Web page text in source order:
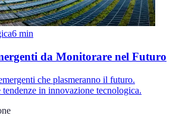
6 min
da Monitorare nel Futuro
che plasmeranno il futuro.
in innovazione tecnologica.